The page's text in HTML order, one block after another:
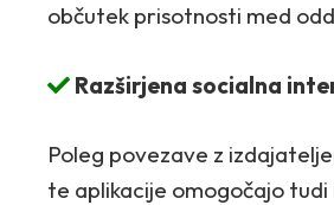
občutek prisotnosti med
Razširjena socialna
Poleg povezave z
te aplikacije omogočajo